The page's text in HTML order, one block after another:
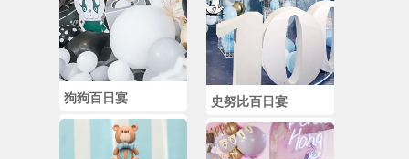
狗狗百日宴 史努比百日宴